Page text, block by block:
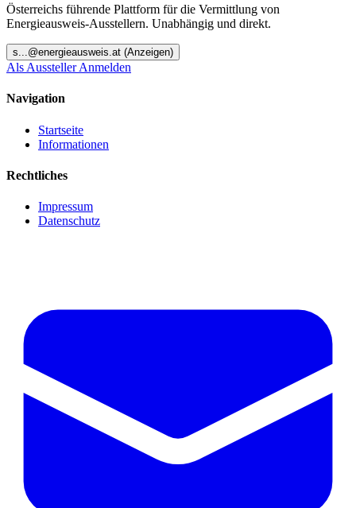
Österreichs führende Plattform für die Vermittlung von
Energieausweis-Ausstellern. Unabhängig und direkt.
s...@energieausweis.at (Anzeigen)
Als Aussteller Anmelden
Navigation
Startseite
Informationen
Rechtliches
Impressum
Datenschutz